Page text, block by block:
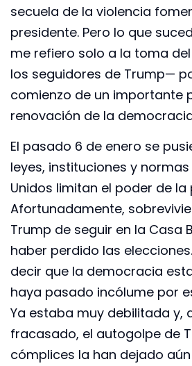
secuela de la violencia
presidente. Pero lo que
me refiero solo a la toma
los seguidores de Trump—
comienzo de un importante
renovación de la
El pasado 6 de enero se
leyes, instituciones y
Unidos limitan el poder de la
Afortunadamente,
Trump de seguir en la Casa
haber perdido las
decir que la democracia
haya pasado incólume por
Ya estaba muy debilitada y,
fracasado, el autogolpe de
cómplices la han dejado